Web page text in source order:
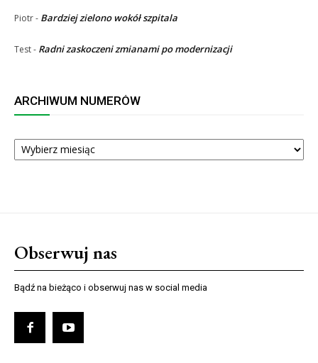
Piotr- Bardziej zielono wokół szpitala
Test- Radni zaskoczeni zmianami po modernizacji
ARCHIWUM NUMERÓW
ARCHIWUM
NUMERÓW
Obserwuj nas
Bądź na bieżąco i obserwuj nas w social media